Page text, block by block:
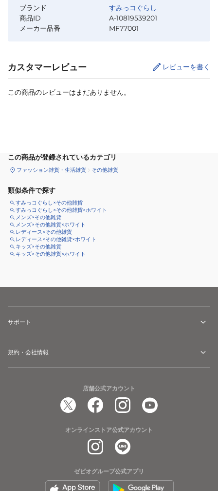
ブランド
すみっコぐらし
商品ID
A-10819539201
メーカー品番
MF77001
カスタマーレビュー レビューを書く
この商品のレビューはまだありません。
この商品が登録されているカテゴリ
ファッション雑貨・生活雑貨 その他雑貨
類似条件で探す
すみっコぐらし×その他雑貨
すみっコぐらし×その他雑貨×ホワイト
メンズ×その他雑貨
メンズ×その他雑貨×ホワイト
レディース×その他雑貨
レディース×その他雑貨×ホワイト
キッズ×その他雑貨
キッズ×その他雑貨×ホワイト
サポート
規約・会社情報
店舗公式アカウント
オンラインストア公式アカウント
ゼビオグループ公式アプリ